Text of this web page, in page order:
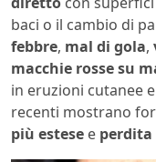
baci o il cambio di
febbre, mal di gola,
macchie rosse su
in eruzioni cutanee
recenti mostrano
più estese e perdita